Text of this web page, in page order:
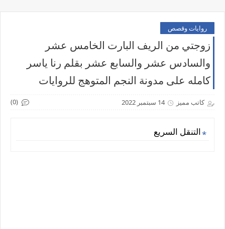
روايات وقصص
زوجتي من الريف البارت الخامس عشر
والسادس عشر والسابع عشر بقلم رنا ياسر
كامله على مدونة النجم المتوهج للروايات
كاتب مميز 14 سبتمبر 2022 (0)
التنقل السريع